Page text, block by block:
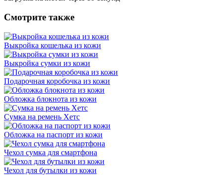
Смотрите также
Выкройка кошелька из кожи
Выкройка сумки из кожи
Подарочная коробочка из кожи
Обложка блокнота из кожи
Сумка на ремень Хетс
Обложка на паспорт из кожи
Чехол сумка для смартфона
Чехол для бутылки из кожи